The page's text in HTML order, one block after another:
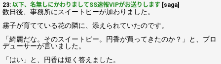
23: 以下、名無しにかわりましてSS速報VIPがお送りします [saga]
数日後、事務所にスイートピーが加わりました。
霧子が育てている花の隣に、添えられていたのです。
「綺麗だな。そのスイートピー。円香が買ってきたのか？」と、プロ
デューサーが言いました。
「はい」と、円香は短く答えました。